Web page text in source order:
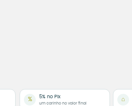
% 5% no Pix
um carinho no valor final
⌂